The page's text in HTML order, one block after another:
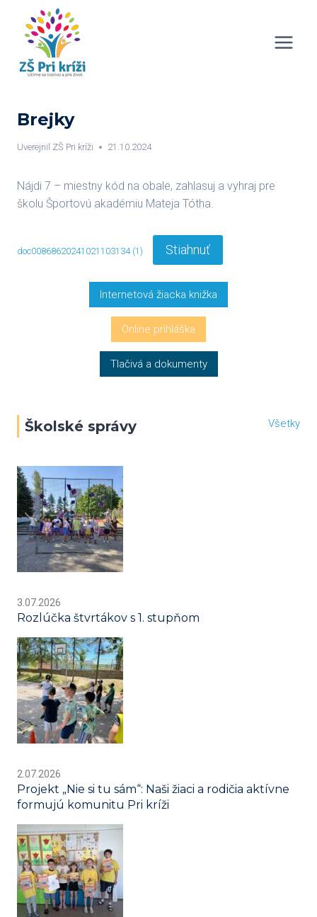
content
Brejky
Uverejnil ZŠ Pri kríži 21.10.2024
Nájdi 7 – miestny kód na obale, zahlasuj a vyhraj pre
školu Športovú akadémiu Mateja Tótha.
doc00868620241021103134 (1) Stiahnuť
Internetová žiacka knižka
Online prihláška
Tlačivá a dokumenty
Školské správy Všetky
3.07.2026
Rozlúčka štvrtákov s 1. stupňom
2.07.2026
Projekt „Nie si tu sám“: Naši žiaci a rodičia aktívne
formujú komunitu Pri kríži